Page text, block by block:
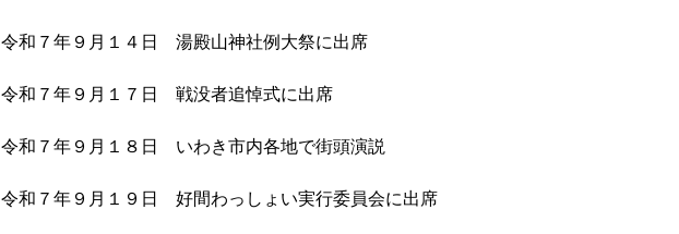
令和７年９月１４日 湯殿山神社例大祭に出席
令和７年９月１７日 戦没者追悼式に出席
令和７年９月１８日 いわき市内各地で街頭演説
令和７年９月１９日 好間わっしょい実行委員会に出席